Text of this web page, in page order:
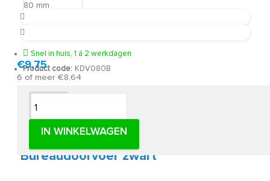
Snel in huis, 1 á 2 werkdagen
Product code: KDV080B
€9,75
6 of meer €8,64
IN WINKELWAGEN
Kabeldoorvoer zwart aluminium –
Bureaudoorvoer zwart